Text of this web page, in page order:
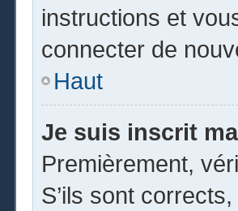
instructions et
connecter de
Haut
Je suis inscrit
Premièrement,
S’ils sont